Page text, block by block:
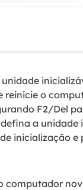
reinicie o
F2/Del
a unidade
inicialização e
computador